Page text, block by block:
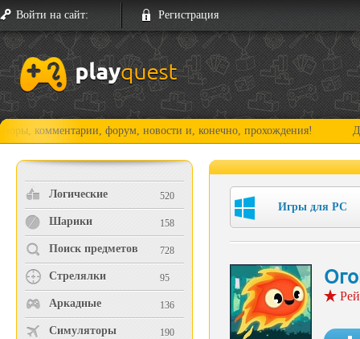
Войти на сайт: Регистрация
форум, новости и, конечно, прохождения! Добро
Логические 520
Шарики 158
Поиск предметов 728
Стрелялки 95
Аркадные 136
Симуляторы 190
Игры для PC